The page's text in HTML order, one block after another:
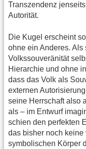
Transzendenz
Autorität.
Die Kugel erscheint
ohne ein Anderes.
Volkssouveränität
Hierarchie und ohne
dass das Volk als
externen
seine Herrschaft also
als – im Entwurf
schien den perfekten
das bisher noch
symbolischen Körper